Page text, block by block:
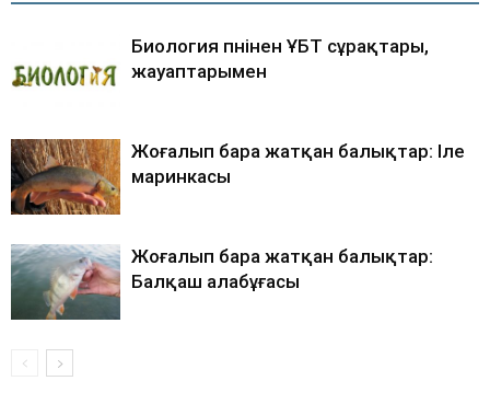
Биология пәнінен ҰБТ сұрақтары,
жауаптарымен
Жоғалып бара жатқан балықтар: Іле
маринкасы
Жоғалып бара жатқан балықтар:
Балқаш алабұғасы